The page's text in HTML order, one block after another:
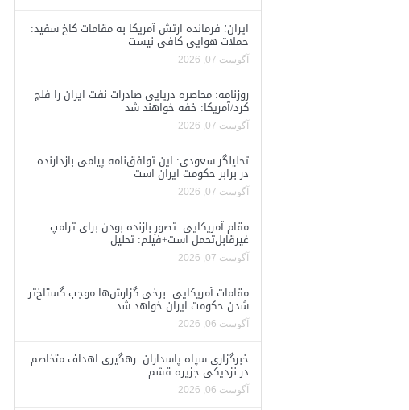
ایران؛ فرمانده ارتش آمریکا به مقامات کاخ سفید:
حملات هوایی کافی نیست
آگوست 07, 2026
روزنامه: محاصره دریایی صادرات نفت ایران را فلج
کرد/آمریکا: خفه خواهند شد
آگوست 07, 2026
تحلیلگر سعودی: این توافق‌نامه پیامی بازدارنده
در برابر حکومت ایران است
آگوست 07, 2026
مقام آمریکایی: تصورِ بازنده بودن برای ترامپ
غیرقابل‌تحمل است+فیلم: تحلیل
آگوست 07, 2026
مقامات آمریکایی: برخی گزارش‌ها موجب گستاخ‌تر
شدن حکومت ایران خواهد شد
آگوست 06, 2026
خبرگزاری سپاه پاسداران: رهگیری اهداف متخاصم
در نزدیکی جزیره قشم
آگوست 06, 2026